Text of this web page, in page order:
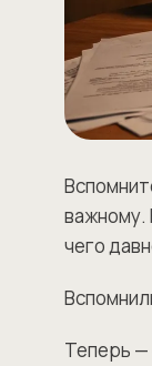
важному.
чего
Теперь —